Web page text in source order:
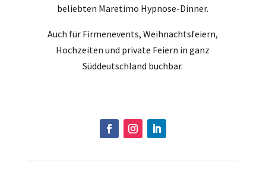
beliebten Maretimo Hypnose-Dinner.
Auch für Firmenevents, Weihnachtsfeiern,
Hochzeiten und private Feiern in ganz
Süddeutschland buchbar.